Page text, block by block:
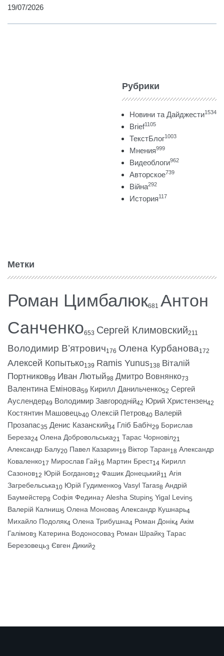
19/07/2026
Рубрики
Новини та Дайджести1534
Brief1105
ТекстБлог1003
Мнения999
Видеоблоги962
Авторское739
Війна292
История117
Метки
Роман Цимбалюк681 Антон
Санченко653 Сергей Климовский211
Володимир В’ятрович176 Олена Курбанова172
Алексей Копытько139 Ramis Yunus138 Віталій
Портников99 Иван Лютый98 Дмитро Вовнянко73
Валентина Емінова59 Кирилл Данильченко52 Сергей
Ауслендер49 Володимир Завгородній42 Юрий Христензен42
Костянтин Машовець40 Олексій Петров40 Валерій
Прозапас35 Денис Казанский34 Гліб Бабіч29 Борислав
Береза24 Олена Добровольська21 Тарас Чорновіл21
Александр Балу20 Павел Казарин19 Віктор Таран18 Александр
Коваленко17 Мирослав Гай16 Мартин Брест14 Кирилл
Сазонов12 Юрій Богданов12 Фашик Донецький11 Агія
Загребельська10 Юрій Гудименко9 Vasyl Taras8 Андрій
Баумейстер8 Софія Федина7 Alesha Stupin5 Yigal Levin5
Валерій Калниш5 Олена Монова5 Александр Кушнарь4
Михайло Подоляк4 Олена Трибушна4 Роман Донік4 Акім
Галімов3 Катерина Водоносова3 Роман Шрайк3 Тарас
Березовець3 Євген Дикий2